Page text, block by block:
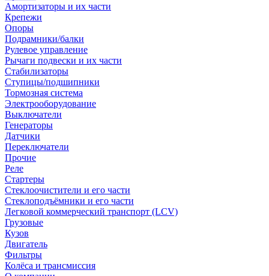
Амортизаторы и их части
Крепежи
Опоры
Подрамники/балки
Рулевое управление
Рычаги подвески и их части
Стабилизаторы
Ступицы/подшипники
Тормозная система
Электрооборудование
Выключатели
Генераторы
Датчики
Переключатели
Прочие
Реле
Стартеры
Стеклоочистители и его части
Стеклоподъёмники и его части
Легковой коммерческий транспорт (LCV)
Грузовые
Кузов
Двигатель
Фильтры
Колёса и трансмиссия